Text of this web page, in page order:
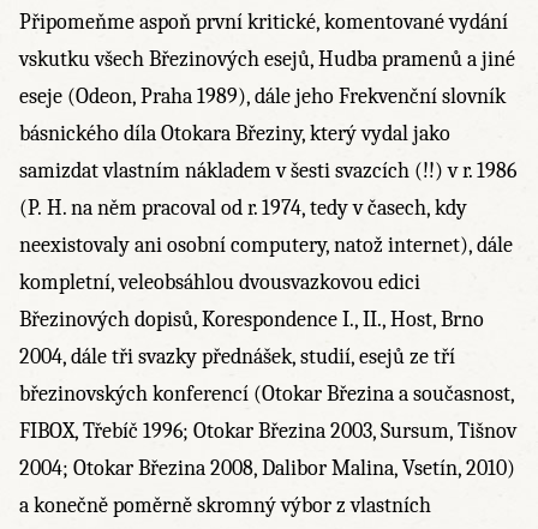
Připomeňme aspoň první kritické, komentované vydání
vskutku všech Březinových esejů, Hudba pramenů a jiné
eseje (Odeon, Praha 1989), dále jeho Frekvenční slovník
básnického díla Otokara Březiny, který vydal jako
samizdat vlastním nákladem v šesti svazcích (!!) v r. 1986
(P. H. na něm pracoval od r. 1974, tedy v časech, kdy
neexistovaly ani osobní computery, natož internet), dále
kompletní, veleobsáhlou dvousvazkovou edici
Březinových dopisů, Korespondence I., II., Host, Brno
2004, dále tři svazky přednášek, studií, esejů ze tří
březinovských konferencí (Otokar Březina a současnost,
FIBOX, Třebíč 1996; Otokar Březina 2003, Sursum, Tišnov
2004; Otokar Březina 2008, Dalibor Malina, Vsetín, 2010)
a konečně poměrně skromný výbor z vlastních